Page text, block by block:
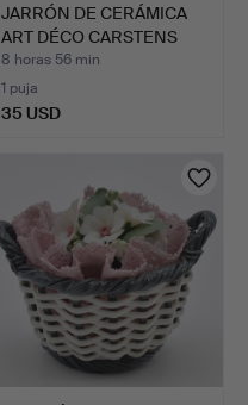
JARRÓN DE CERÁMICA
ART DÉCO CARSTENS
ELMSH…
8 horas 56 min
1 puja
35 USD